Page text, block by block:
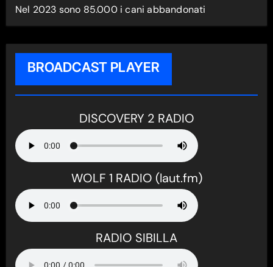
Nel 2023 sono 85.000 i cani abbandonati
BROADCAST PLAYER
DISCOVERY 2 RADIO
WOLF 1 RADIO (laut.fm)
RADIO SIBILLA